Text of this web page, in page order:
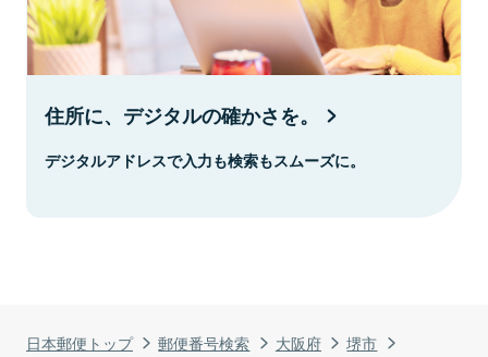
日本郵便トップ 郵便番号検索 大阪府
堺市
住所に、デジタルの確かさを。
デジタルアドレスで入力も検索もスムーズに。